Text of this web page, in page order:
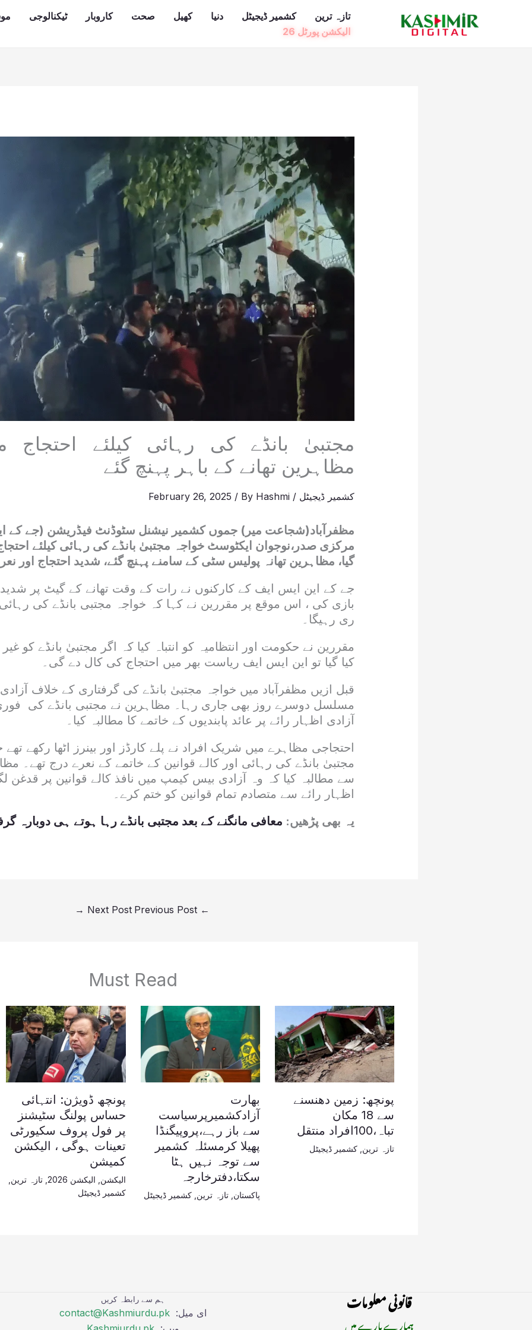
تازہ ترین کشمیر ڈیجیٹل دنیا کھیل صحت کاروبار ٹیکنالوجی
الیکشن پورٹل 26
مجتبیٰ بانڈے کی رہائی کیلئے
مظاہرین تھانے کے باہر پہنچ گئے
کشمیر ڈیجیٹل /
February 26, 2025 / By Hashmi
مظفرآباد(شجاعت میر) جموں کشمیر نیشنل سٹوڈنٹ فیڈریشن (جے کے
مرکزی صدر،نوجوان ایکٹوسٹ خواجہ مجتبیٰ بانڈے کی رہائی کیلئے
گیا، مظاہرین تھانہ پولیس سٹی کے سامنے پہنچ گئے، شدید احتجاج اور
جے کے این ایس ایف کے کارکنوں نے رات کے وقت تھانے کے گیٹ پر شدید
بازی کی ، اس موقع پر مقررین نے کہا کہ خواجہ مجتبی بانڈے کی
ری رہیگا۔
مقررین نے حکومت اور انتظامیہ کو انتباہ کیا کہ اگر مجتبیٰ بانڈے کو
کیا گیا تو این ایس ایف ریاست بھر میں احتجاج کی کال دے گی۔
قبل ازیں مظفرآباد میں خواجہ مجتبیٰ بانڈے کی گرفتاری کے خلاف
مسلسل دوسرے روز بھی جاری رہا۔ مظاہرین نے مجتبی بانڈے کی
آزادی اظہار رائے پر عائد پابندیوں کے خاتمے کا مطالبہ کیا۔
احتجاجی مظاہرے میں شریک افراد نے پلے کارڈز اور بینرز اٹھا رکھے
مجتبیٰ بانڈے کی رہائی اور کالے قوانین کے خاتمے کے نعرے درج تھے۔
سے مطالبہ کیا کہ وہ آزادی بیس کیمپ میں نافذ کالے قوانین پر قدغن
اظہار رائے سے متصادم تمام قوانین کو ختم کرے۔
یہ بھی پڑھیں: معافی مانگنے کے بعد مجتبی بانڈے رہا ہوتے ہی دوبارہ
←
Next Post
→
Must Read
پونچھ: زمین دھنسنے
سے 18 مکان
تباہ،100افراد منتقل
تازہ ترین کشمیر ڈیجیٹل
بھارت
آزادکشمیرپرسیاست
سے باز رہے،پروپیگنڈا
پھیلا کرمسئلہ کشمیر
سے توجہ نہیں ہٹا
سکتا،دفترخارجہ
پاکستان ,تازہ ترین ,کشمیر ڈیجیٹل
پونچھ ڈویژن: انتہائی
حساس پولنگ سٹیشنز
پر فول پروف سکیورٹی
تعینات ہوگی ، الیکشن
کمیشن
الیکشن الیکشن 2026 ,تازہ ترین
کشمیر ڈیجیٹل
قانونی معلومات
ہمارے بارے میں
ہم سے رابطہ کریں
ای میل: contact@Kashmiurdu.pk